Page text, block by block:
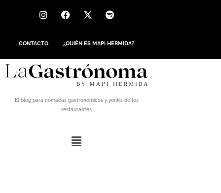
CONTACTO ¿QUIÉN ES MAPI HERMIDA?
El blog para nómadas gastronómicos y yonkis de los
restaurantes